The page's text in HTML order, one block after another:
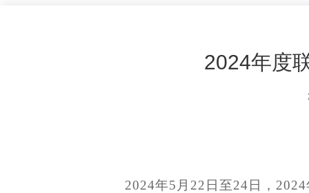
2024年度
2024年5 月 22 日至24 日， 2024